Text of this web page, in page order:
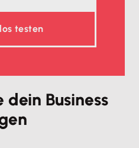
testen
Business